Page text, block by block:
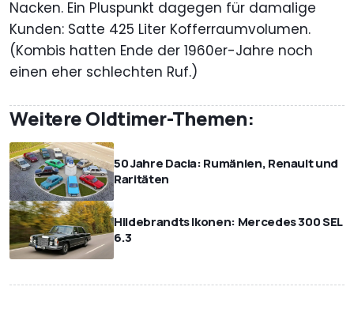
Nacken. Ein Pluspunkt dagegen für damalige
Kunden: Satte 425 Liter Kofferraumvolumen.
(Kombis hatten Ende der 1960er-Jahre noch
einen eher schlechten Ruf.)
Weitere Oldtimer-Themen:
50 Jahre Dacia: Rumänien, Renault und
Raritäten
Hildebrandts Ikonen: Mercedes 300 SEL
6.3